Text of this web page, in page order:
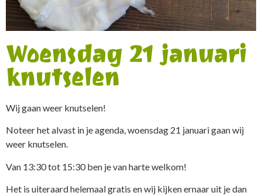
Woensdag 21 januari
knutselen
Wij gaan weer knutselen!
Noteer het alvast in je agenda, woensdag 21 januari gaan wij
weer knutselen.
Van 13:30 tot 15:30 ben je van harte welkom!
Het is uiteraard helemaal gratis en wij kijken ernaar uit je dan